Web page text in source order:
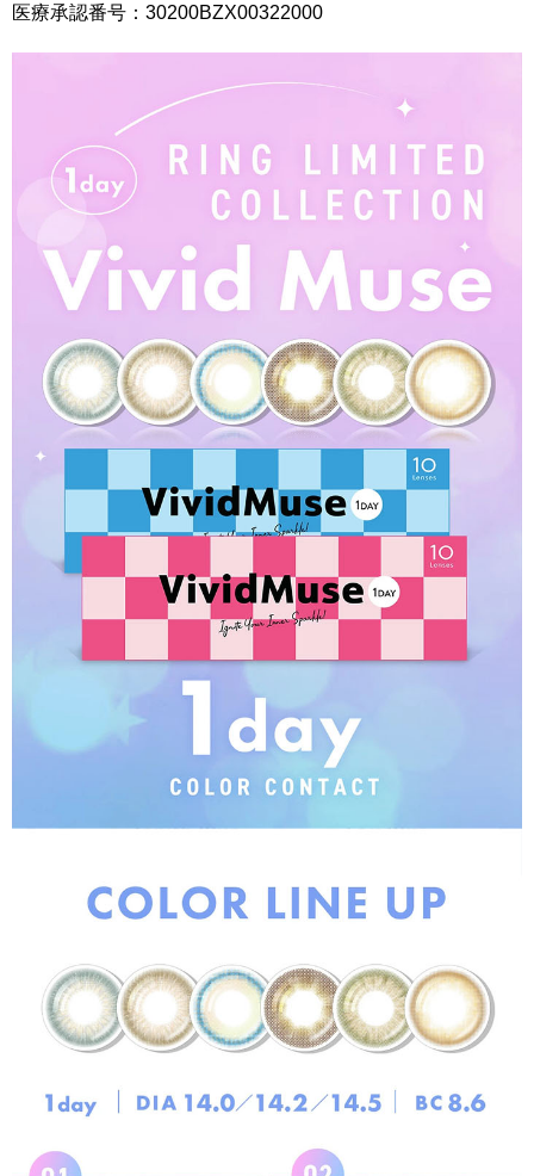
医療承認番号：30200BZX00322000